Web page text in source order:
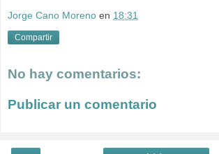
Jorge Cano Moreno en 18:31
Compartir
No hay comentarios:
Publicar un comentario